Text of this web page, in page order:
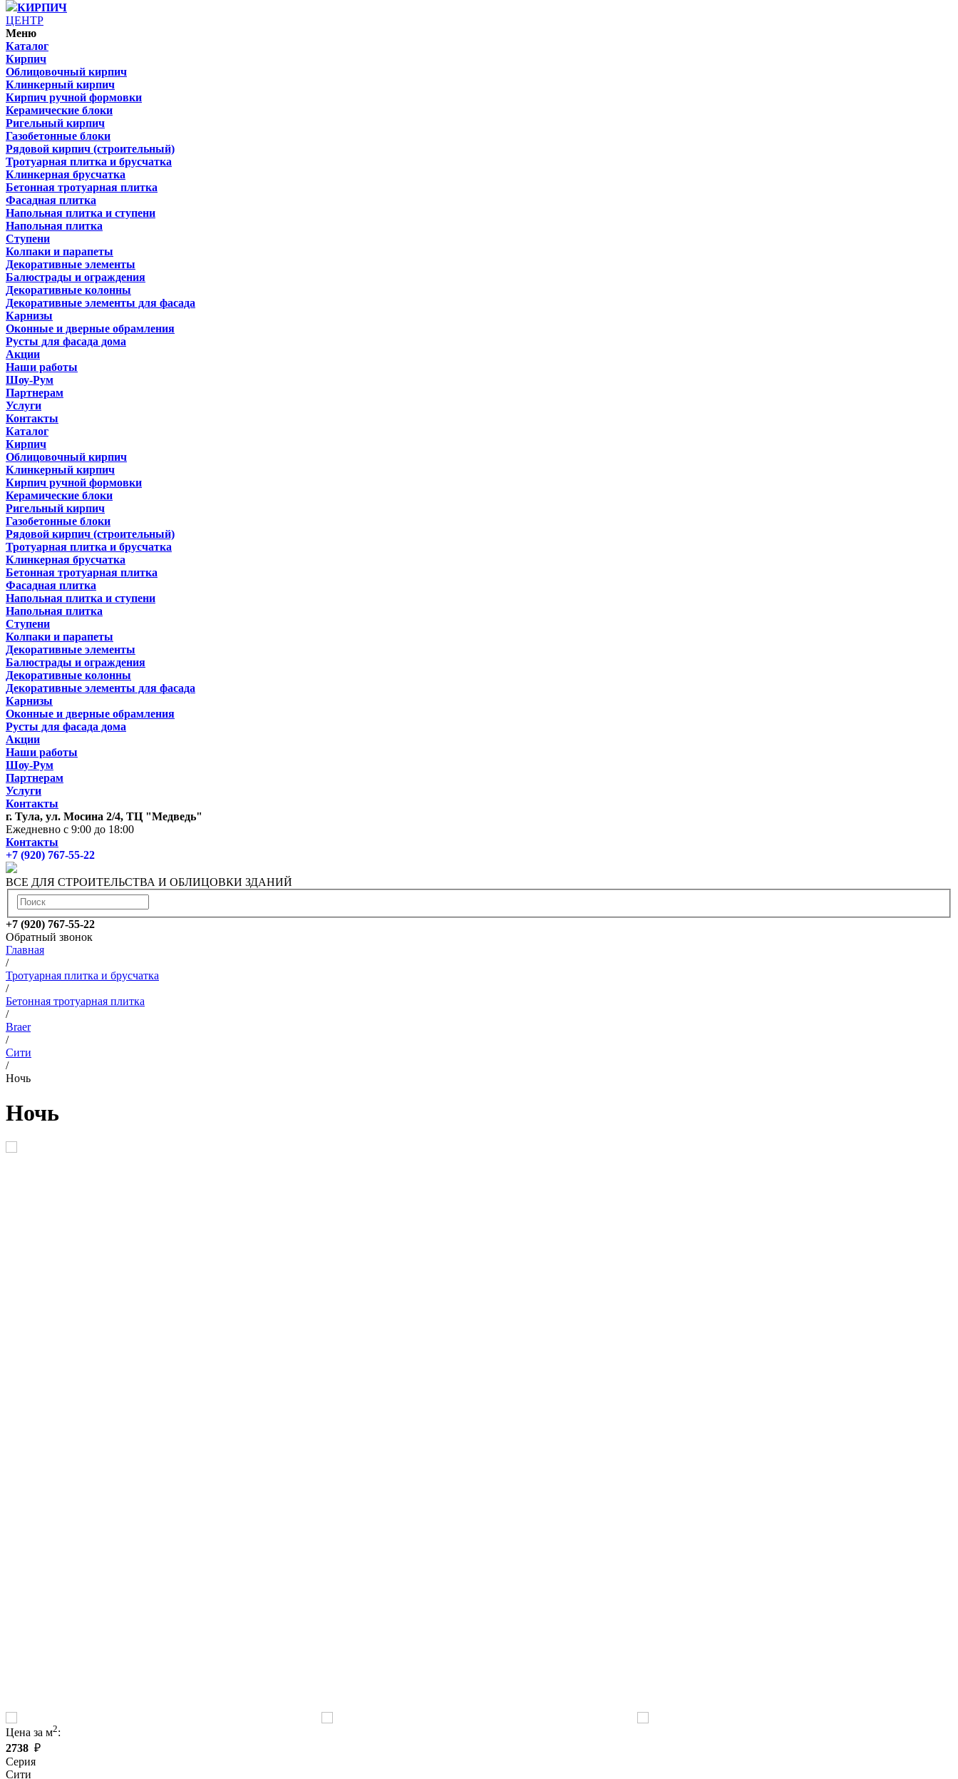
КИРПИЧ
ЦЕНТР
Меню
Каталог
Кирпич
Облицовочный кирпич
Клинкерный кирпич
Кирпич ручной формовки
Керамические блоки
Ригельный кирпич
Газобетонные блоки
Рядовой кирпич (строительный)
Тротуарная плитка и брусчатка
Клинкерная брусчатка
Бетонная тротуарная плитка
Фасадная плитка
Напольная плитка и ступени
Напольная плитка
Ступени
Колпаки и парапеты
Декоративные элементы
Балюстрады и ограждения
Декоративные колонны
Декоративные элементы для фасада
Карнизы
Оконные и дверные обрамления
Русты для фасада дома
Акции
Наши работы
Шоу-Рум
Партнерам
Услуги
Контакты
Каталог
Кирпич
Облицовочный кирпич
Клинкерный кирпич
Кирпич ручной формовки
Керамические блоки
Ригельный кирпич
Газобетонные блоки
Рядовой кирпич (строительный)
Тротуарная плитка и брусчатка
Клинкерная брусчатка
Бетонная тротуарная плитка
Фасадная плитка
Напольная плитка и ступени
Напольная плитка
Ступени
Колпаки и парапеты
Декоративные элементы
Балюстрады и ограждения
Декоративные колонны
Декоративные элементы для фасада
Карнизы
Оконные и дверные обрамления
Русты для фасада дома
Акции
Наши работы
Шоу-Рум
Партнерам
Услуги
Контакты
г. Тула, ул. Мосина 2/4, ТЦ "Медведь"
Ежедневно с 9:00 до 18:00
Контакты
+7 (920) 767-55-22
ВСЕ ДЛЯ СТРОИТЕЛЬСТВА И ОБЛИЦОВКИ ЗДАНИЙ
+7 (920) 767-55-22
Обратный звонок
Главная
/
Тротуарная плитка и брусчатка
/
Бетонная тротуарная плитка
/
Braer
/
Сити
/
Ночь
Ночь
Цена за м2:
2738 ₽
Серия
Сити